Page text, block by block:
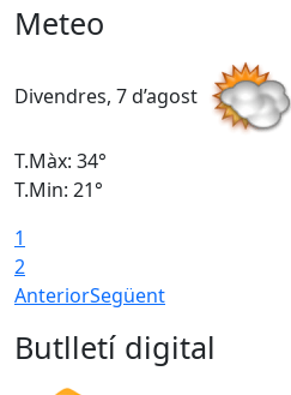
Meteo
Divendres, 7 d’agost
T.Màx: 34°
T.Min: 21°
1
2
AnteriorSegüent
Butlletí digital